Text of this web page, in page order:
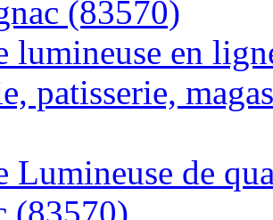
(83570)
lumineuse en
patisserie,
Lumineuse de
(83570)